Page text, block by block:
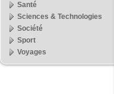
Santé
Sciences & Technologies
Société
Sport
Voyages